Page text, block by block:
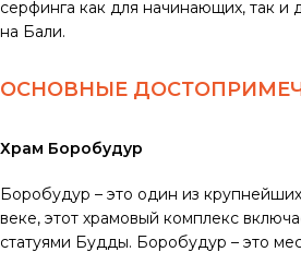
серфинга как для начинающих, так
на Бали.
ОСНОВНЫЕ
Храм Боробудур
Боробудур – это один из
веке, этот храмовый комплекс
статуями Будды. Боробудур – это